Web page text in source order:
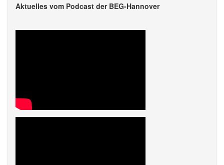
Aktuelles vom Podcast der BEG-Hannover